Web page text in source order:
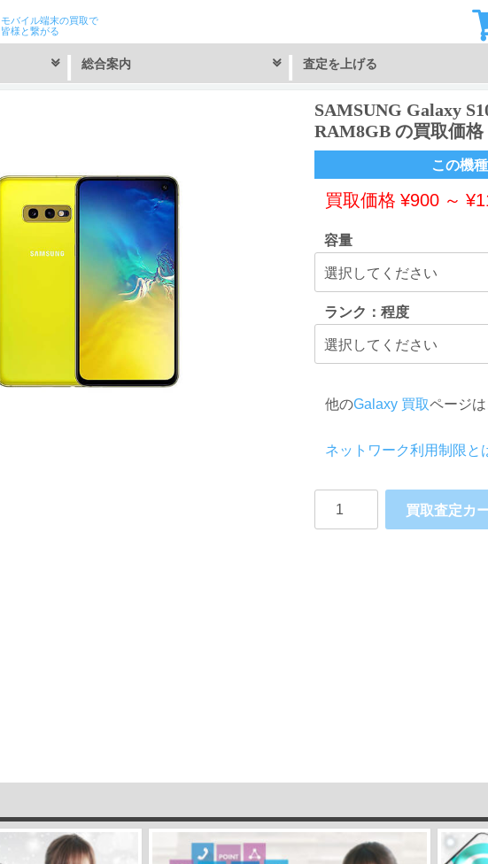
モバイル端末の買取で
皆様と繋がる
総合案内 査定を上げる
SAMSUNG Galaxy
RAM8GB の買取価格
この機
買取価格 ¥900～ ¥
容量
ランク：程度
他のGalaxy 買取ページ
ネットワーク利用制限と
SAMSUNG
Galaxy
買取査定カ